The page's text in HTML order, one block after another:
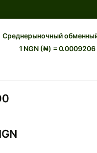
Среднерыночный
1 NGN (₦) = 0.0009206